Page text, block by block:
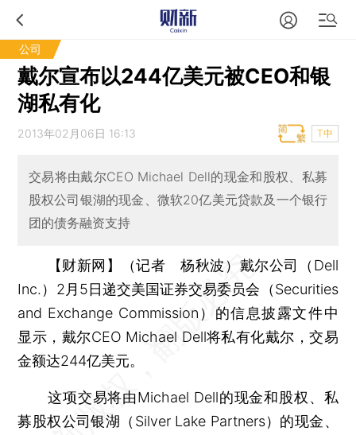
公司
戴尔宣布以244亿美元被CEO和银
湖私有化
2013年02月06日 16:13 T中
交易将由戴尔CEO Michael Dell的现金和股权、私募
股权公司银湖的现金、微软20亿美元贷款及一个银行
团的债务融资支持
【财新网】（记者 杨秋波） 戴尔公司（Dell
Inc.）2月5日递交美国证券交易委员会（Securities
and Exchange Commission）的信息披露文件中
显示，戴尔CEO Michael Dell将私有化戴尔，交易
金额达244亿美元。
这项交易将由Michael Dell的现金和股权、私
募股权公司银湖（Silver Lake Partners）的现金、